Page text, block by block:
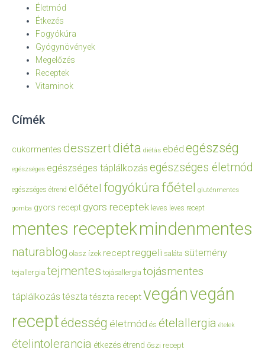
Életmód
Étkezés
Fogyókúra
Gyógynövények
Megelőzés
Receptek
Vitaminok
Címék
cukormentes desszertdiéta diétás ebéd egészség
egészséges egészséges táplálkozás egészséges életmód
egészséges étrend előétel fogyókúrafőétel gluténmentes
gomba gyors recept gyors receptek leves leves recept
mentes receptekmindenmentes
naturablog olasz ízek recept reggeli saláta sütemény
tejallergia tejmentes tojásallergia tojásmentes
táplálkozás tészta tészta receptvegánvegán
receptédesség életmód és ételallergia ételek
ételintolerancia étkezés étrend őszi recept